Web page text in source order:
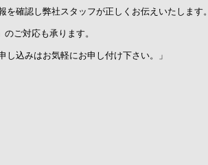
確認し弊社スタッフが正しくお伝えいたします。
ご対応も承ります。
し込みはお気軽にお申し付け下さい。」